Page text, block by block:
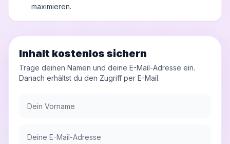
maximieren.
Inhalt kostenlos sichern
Trage deinen Namen und deine E-Mail-Adresse ein.
Danach erhältst du den Zugriff per E-Mail.